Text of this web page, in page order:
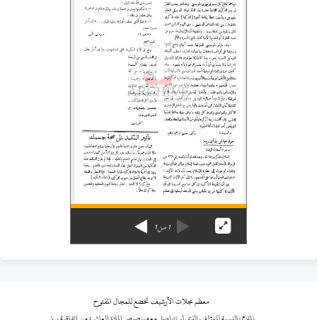
1من1
معظم مجلات الأرشيف تخضع للمجال المفتوح